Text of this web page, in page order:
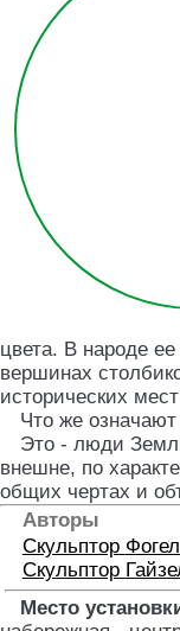
цвета. В народе
вершинах
исторических
Что же
Это - люди
внешне, по
общих чертах и
Авторы
Скульптор
Скульптор
Место